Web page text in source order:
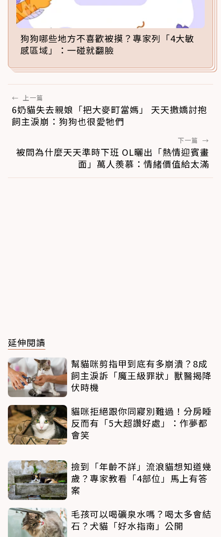
狗狗哪些地方不喜歡被摸？專家列「4大敏
感區域」：一碰就翻臉
← 上一篇
6奶貓失去親娘「把大麥町當媽」 天天撒嬌討抱
飼主淚崩：狗狗也很愛牠們
下一篇 →
被問為什麼天天準時下班 OL曬出「熱情迎賓畫
面」萬人羨慕：情緒價值給太滿
延伸閱讀
幫貓咪剪指甲到底有多崩潰？8成
飼主淚訴「魔王級罪狀」獸醫揭降
伏時機
貓咪拒絕跟你同寢別難過！分房睡
反而有「5大超讚好處」：作夢都
會笑
撿到「年齡不詳」流浪貓想知道幾
歲？專家教看「4部位」馬上有答
案
毛孩可以喝礦泉水嗎？喝太多會結
石？犬貓「好水指南」公開